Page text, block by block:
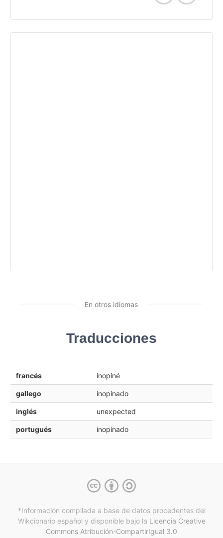
En otros idiomas
Traducciones
francés inopiné
gallego inopinado
inglés unexpected
portugués inopinado
*Información compilada a base de datos procedentes del
Wikcionario español y disponible bajo la Licencia Creative
Commons Atribución-CompartirIgual 3.0